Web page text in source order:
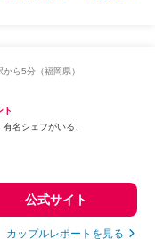
ら5分（福岡県）
ト
有名シェフがいる
公式サイト
カップルレポートを見る